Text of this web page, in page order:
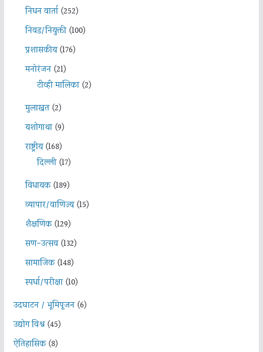
निधन वार्ता(252)
निवड/नियुक्ती(100)
प्रशासकीय(176)
मनोरंजन(21)
टीव्ही मालिका(2)
मुलाखत(2)
यशोगाथा(9)
राष्ट्रीय(168)
दिल्ली(17)
विधायक(189)
व्यापार/वाणिज्य(15)
शैक्षणिक(129)
सण-उत्सव(132)
सामाजिक(148)
स्पर्धा/परीक्षा(10)
उदघाटन / भूमिपूजन(6)
उद्योग विश्व(45)
ऐतिहासिक(8)